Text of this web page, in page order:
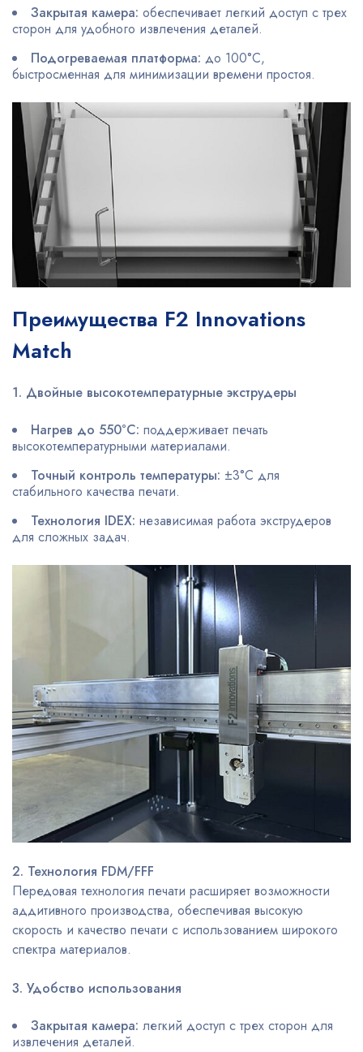
Закрытая камера: обеспечивает легкий доступ с трех
сторон для удобного извлечения деталей.
Подогреваемая платформа: до 100°C,
быстросменная для минимизации времени простоя.
Преимущества F2 Innovations
Match
1. Двойные высокотемпературные экструдеры
Нагрев до 550°C: поддерживает печать
высокотемпературными материалами.
Точный контроль температуры: ±3°C для
стабильного качества печати.
Технология IDEX: независимая работа экструдеров
для сложных задач.
2. Технология FDM/FFF
Передовая технология печати расширяет возможности
аддитивного производства, обеспечивая высокую
скорость и качество печати с использованием широкого
спектра материалов.
3. Удобство использования
Закрытая камера: легкий доступ с трех сторон для
извлечения деталей.